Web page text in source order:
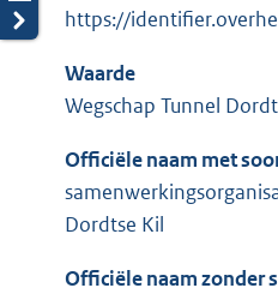
https://
Waarde
Wegschap Tunnel
Officiële naam met
Dordtse Kil
Officiële naam zonder